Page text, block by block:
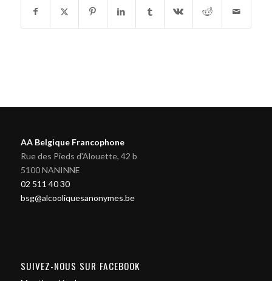
AA Belgique Francophone
Rue des Pieds d'Alouette, 42 b
5100 NANINNE
02 511 40 30
bsg@alcooliquesanonymes.be
SUIVEZ-NOUS SUR FACEBOOK